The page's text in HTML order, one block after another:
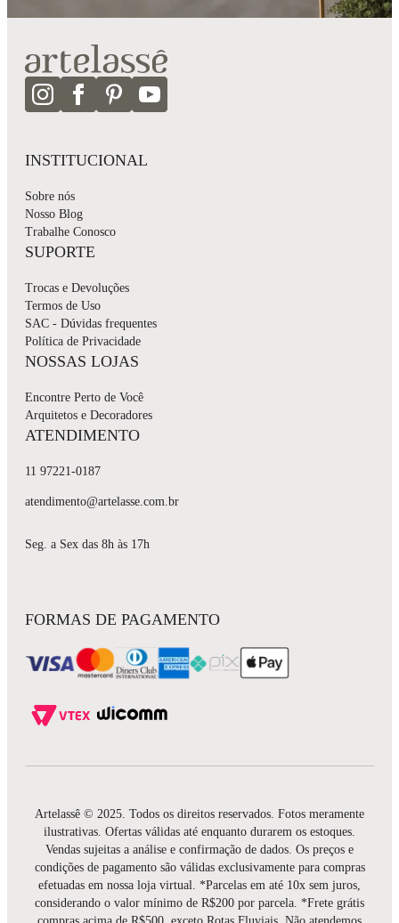
INSTITUCIONAL
Sobre nós
Nosso Blog
Trabalhe Conosco
SUPORTE
Trocas e Devoluções
Termos de Uso
SAC - Dúvidas frequentes
Política de Privacidade
NOSSAS LOJAS
Encontre Perto de Você
Arquitetos e Decoradores
ATENDIMENTO
11 97221-0187
atendimento@artelasse.com.br
Seg. a Sex das 8h às 17h
FORMAS DE PAGAMENTO
Artelassê © 2025. Todos os direitos reservados. Fotos meramente
ilustrativas. Ofertas válidas até enquanto durarem os estoques.
Vendas sujeitas a análise e confirmação de dados. Os preços e
condições de pagamento são válidas exclusivamente para compras
efetuadas em nossa loja virtual. *Parcelas em até 10x sem juros,
considerando o valor mínimo de R$200 por parcela. *Frete grátis